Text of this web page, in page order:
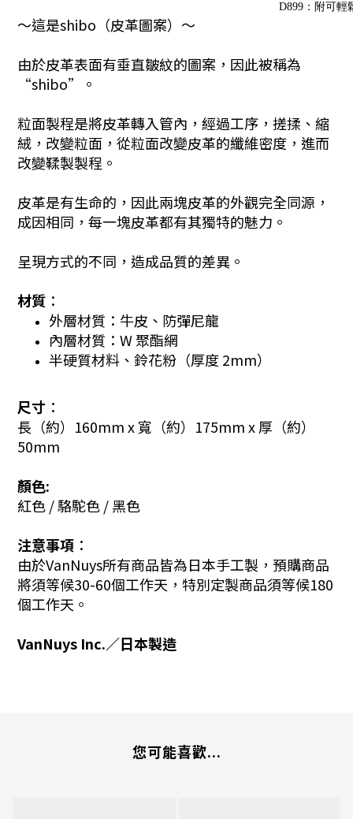
〜這是shibo（皮革圖案）〜
由於皮革表面有垂直皺紋的圖案，因此被稱為
“shibo”。
粒面製程是將皮革轉入管內， 經過工序，搓揉、縮
絨，改變粒面，從粒面改變皮革的纖維密度，進而
改變鞣製製程。
皮革是有生命的，因此兩塊皮革的外觀完全同源，
成因相同，每一塊皮革都有其獨特的魅力。
呈現方式的不同，造成品質的差異。
材質︰
外層材質：牛皮、防彈尼龍
內層材質：W 聚酯網
半硬質材料、鈴花粉（厚度 2mm）
尺寸︰
長（約）160mm x 寬（約）175mm x 厚（約）
50mm
顏色:
紅色 / 駱駝色 / 黑色
注意事項︰
由於VanNuys所有商品皆為日本手工製，預購商品
將須等候30-60個工作天，特別定製商品須等候180
個工作天。
VanNuys Inc.／日本製造
您可能喜歡...